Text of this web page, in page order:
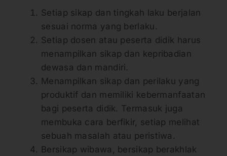
Setiap sikap dan tingkah laku berjalan
sesuai norma yang berlaku.
Setiap dosen atau peserta didik harus
menampilkan sikap dan kepribadian
dewasa dan mandiri.
Menampilkan sikap dan perilaku yang
produktif dan memiliki kebermanfaatan
bagi peserta didik. Termasuk juga
membuka cara berfikir, setiap melihat
sebuah masalah atau peristiwa.
Bersikap wibawa, bersikap berakhlak